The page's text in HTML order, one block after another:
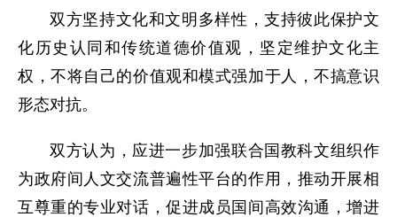
双方坚持文化和文明多样性，支持彼此保护文
化历史认同和传统道德价值观，坚定维护文化主
权，不将自己的价值观和模式强加于人，不搞意识
形态对抗。
双方认为，应进一步加强联合国教科文组织作
为政府间人文交流普遍性平台的作用，推动开展相
互尊重的专业对话，促进成员国间高效沟通，增进